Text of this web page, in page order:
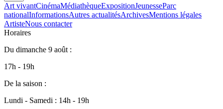
Art vivantCinémaMédiathèqueExpositionJeunesseParc
nationalInformationsAutres actualitésArchivesMentions légales
ArtisteNous contacter
Horaires
Du dimanche 9 août :
17h - 19h
De la saison :
Lundi - Samedi : 14h - 19h